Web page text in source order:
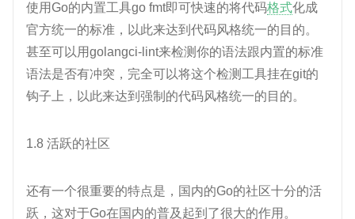
使用Go的内置工具go fmt即可快速的将代码格式化成
官方统一的标准，以此来达到代码风格统一的目的。
甚至可以用golangci-lint来检测你的语法跟内置的标准
语法是否有冲突，完全可以将这个检测工具挂在git的
钩子上，以此来达到强制的代码风格统一的目的。
1.8 活跃的社区
还有一个很重要的特点是，国内的Go的社区十分的活
跃，这对于Go在国内的普及起到了很大的作用。